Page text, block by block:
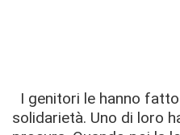
I genitori le hanno
solidarietà. Uno di loro